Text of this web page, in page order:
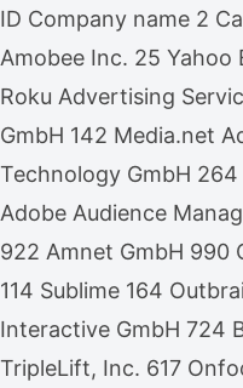
ID Company name 2
Amobee Inc. 25
Roku Advertising
GmbH 142 Media.net
Technology GmbH
Adobe Audience
922 Amnet GmbH 990
114 Sublime 164
Interactive GmbH 724
TripleLift, Inc. 617